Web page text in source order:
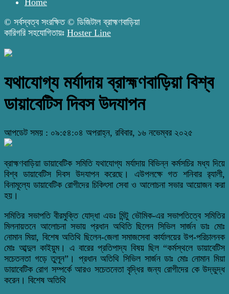
Home
© সর্বস্বত্ব সংরক্ষিত © ডিজিটাল ব্রাহ্মণবাড়িয়া
কারিগরি সহযোগিতায়ঃ Hoster Line
যথাযোগ্য মর্যাদায় ব্রাহ্মণবাড়িয়া বিশ্ব
ডায়াবেটিস দিবস উদযাপন
আপডেট সময় : ০৯:৫৪:০৪ অপরাহ্ন, রবিবার, ১৬ নভেম্বর ২০২৫
ব্রাহ্মণবাড়িয়া ডায়াবেটিক সমিতি যথাযোগ্য মর্যাদায় বিভিন্ন কর্মসচির মধ্য দিয়ে
বিশ্ব ডায়াবেটিস দিবস উদযাপন করেছে। এউপলক্ষে গত শনিবার র‌্যালী,
বিনামূল্যে ডায়াবেটিক রোগীদের চিকিৎসা সেবা ও আলোচনা সভার আয়োজন করা
হয়।
সমিতির সভাপতি বীরমুক্তি যোদ্ধা এডঃ মিন্টু ভৌমিক-এর সভাপতিত্বে সমিতির
মিলনায়তনে আলোচনা সভায় প্রধান অথিতি ছিলেন সিভিল সার্জন ডাঃ মোঃ
নোমান মিয়া, বিশেষ অতিথি ছিলেন-জেলা সমাজসেবা কার্যালয়ের উপ-পরিচালনক
মোঃ আব্দুল কাইয়ুম। এ বারের প্রতিপাদ্য বিষয় ছিল “কর্মস্থলে ডায়াবেটিস
সচেতনতা গড়ে তুলূন”। প্রধান অতিথি সিভিল সার্জন ডাঃ মোঃ নোমান মিয়া
ডায়াবেটিক রোগ সম্পর্কে আরও সচেতনেতা বৃদ্ধির জন্য রোগীদের কে উদ্ভুদ্ধ
করেন। বিশেষ অতিথি